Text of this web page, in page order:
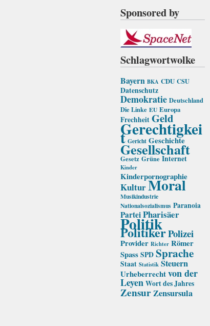
Sponsored by
Schlagwortwolke
Bayern BKA CDU CSU
Datenschutz
Demokratie Deutschland
Die Linke EU Europa
Frechheit Geld
Gerechtigkei
t Gericht Geschichte
Gesellschaft
Gesetz Grüne Internet
Kinder
Kinderpornographie
KulturMoral
Musikindustrie
Nationalsozialismus Paranoia
ParteiPharisäer
Politik
PolitikerPolizei
Provider Richter Römer
Spass SPD Sprache
Staat Statistik Steuern
Urheberrechtvon der
Leyen Wort des Jahres
ZensurZensursula